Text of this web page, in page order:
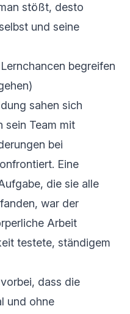
stößt, desto
und seine
begreifen
sahen sich
sein Team mit
bei
Eine
die sie alle
war der
Arbeit
testete, ständigem
dass die
und ohne